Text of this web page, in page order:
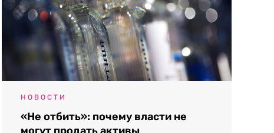
НОВОСТИ
«Не отбить»: почему власти не